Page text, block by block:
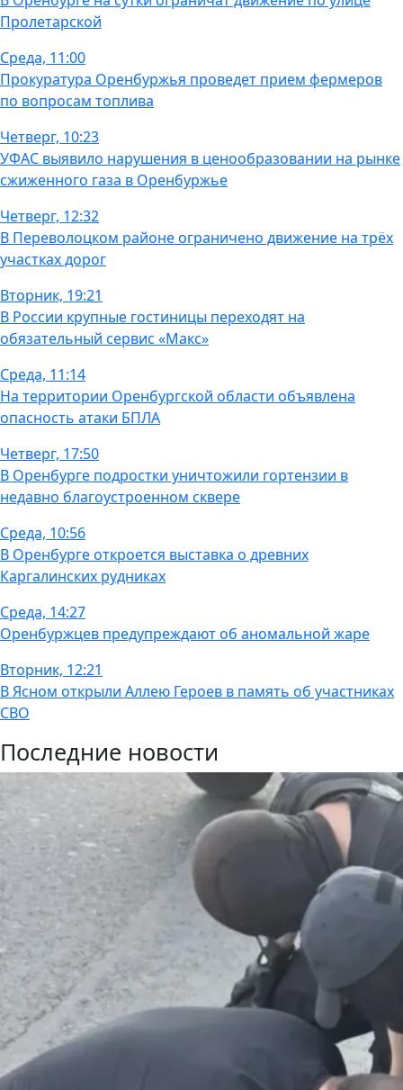
Пролетарской
Среда, 11:00
Прокуратура Оренбуржья проведет прием фермеров
по вопросам топлива
Четверг, 10:23
УФАС выявило нарушения в ценообразовании на рынке
сжиженного газа в Оренбуржье
Четверг, 12:32
В Переволоцком районе ограничено движение на трёх
участках дорог
Вторник, 19:21
В России крупные гостиницы переходят на
обязательный сервис «Макс»
Среда, 11:14
На территории Оренбургской области объявлена
опасность атаки БПЛА
Четверг, 17:50
В Оренбурге подростки уничтожили гортензии в
недавно благоустроенном сквере
Среда, 10:56
В Оренбурге откроется выставка о древних
Каргалинских рудниках
Среда, 14:27
Оренбуржцев предупреждают об аномальной жаре
Вторник, 12:21
В Ясном открыли Аллею Героев в память об участниках
СВО
Последние новости